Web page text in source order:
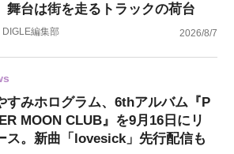
舞台は街を走るトラックの荷台
DIGLE編集部 2026/8/7
すみホログラム、6thアルバム『P
MOON CLUB』を9月16日にリ
ス。新曲「lovesick」先行配信も